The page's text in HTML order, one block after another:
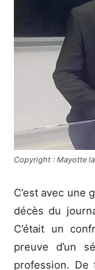
Copyright : Mayotte
C’est avec une
décès du
C’était un
preuve d’un
profession. De